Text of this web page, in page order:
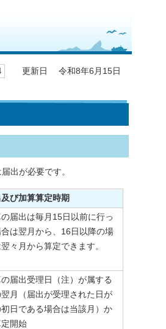
更新日 令和8年6月15日
出が必要です。
び加算算定時期
届出は毎月15日以前に行っ
合は翌月から、16日以降の場
々月から算定できます。
届出受理日（注）が属する
翌月（届出が受理された日が
初日である場合は当該月）か
定開始